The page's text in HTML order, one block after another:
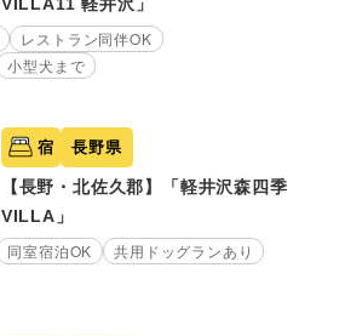
レストラン同伴OK
小型犬まで
宿 長野県
【長野・北佐久郡】「軽井沢森四季
VILLA」
同室宿泊OK
共用ドッグランあり